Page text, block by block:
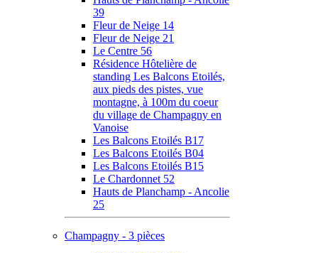
39
Fleur de Neige 14
Fleur de Neige 21
Le Centre 56
Résidence Hôtelière de
standing Les Balcons Etoilés,
aux pieds des pistes, vue
montagne, à 100m du coeur
du village de Champagny en
Vanoise
Les Balcons Etoilés B17
Les Balcons Etoilés B04
Les Balcons Etoilés B15
Le Chardonnet 52
Hauts de Planchamp - Ancolie
25
Champagny - 3 pièces